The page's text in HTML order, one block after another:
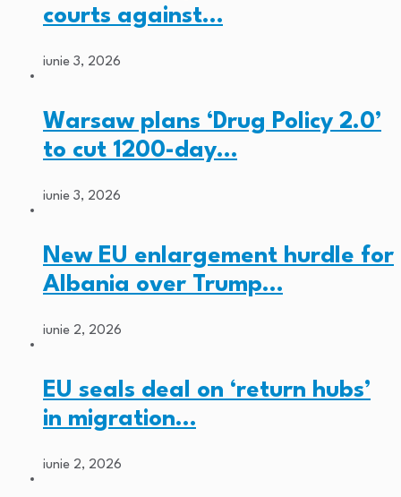
courts against…
iunie 3, 2026
Warsaw plans ‘Drug Policy 2.0’
to cut 1200-day…
iunie 3, 2026
New EU enlargement hurdle for
Albania over Trump…
iunie 2, 2026
EU seals deal on ‘return hubs’
in migration…
iunie 2, 2026